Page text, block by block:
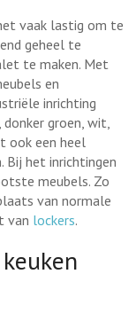
vaak lastig om te
geheel te
te maken. Met
en
inrichting
groen, wit,
ook een heel
Bij het inrichtingen
meubels. Zo
van normale
van lockers.